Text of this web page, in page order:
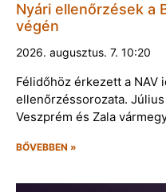
Nyári ellenőrzések a
végén
2026. augusztus. 7. 10:20
Félidőhöz érkezett a NAV
ellenőrzéssorozata.
Veszprém és Zala
BŐVEBBEN »